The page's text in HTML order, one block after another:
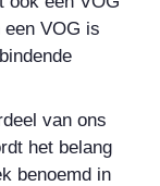
VOG is
van ons
het belang
benoemd in